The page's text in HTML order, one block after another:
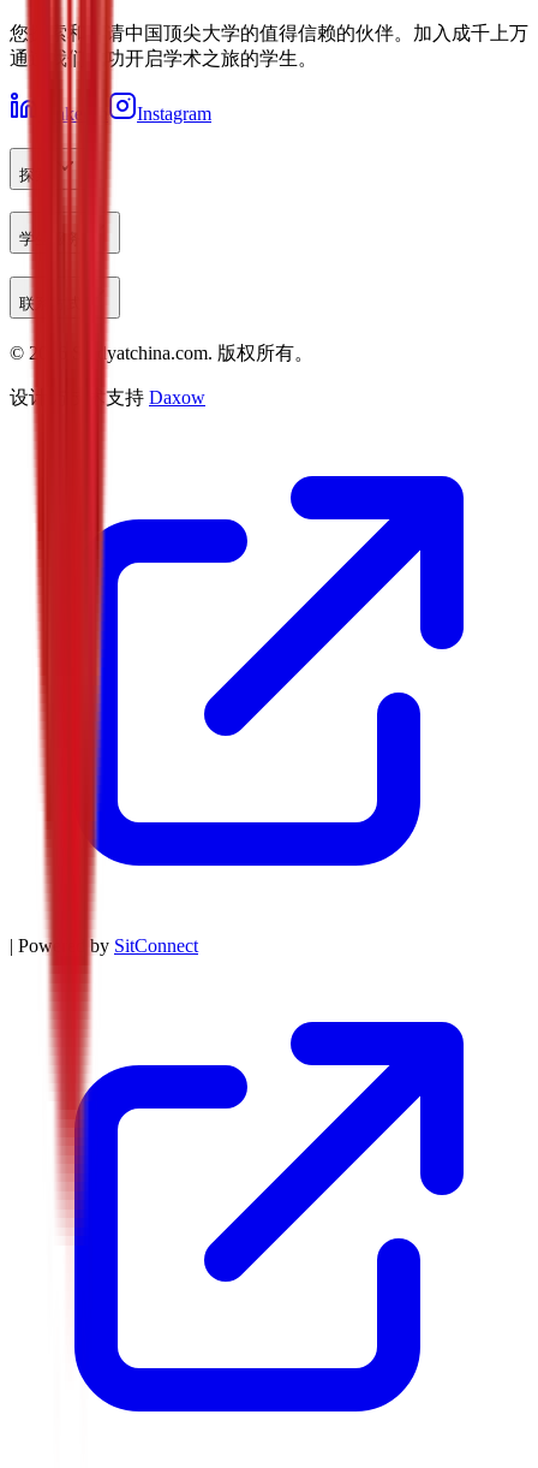
您探索和申请中国顶尖大学的值得信赖的伙伴。加入成千上万
通过我们成功开启学术之旅的学生。
LinkedIn Instagram
探索
学生服务
联系方式
© 2026 Studyatchina.com. 版权所有。
设计与技术支持 Daxow
| Powered by SitConnect